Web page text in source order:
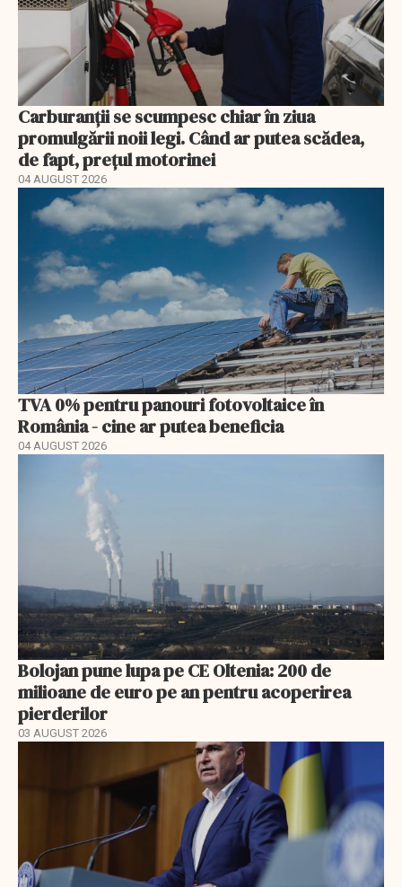
Carburanții se scumpesc chiar în ziua
promulgării noii legi. Când ar putea scădea,
de fapt, prețul motorinei
04 AUGUST 2026
TVA 0% pentru panouri fotovoltaice în
România - cine ar putea beneficia
04 AUGUST 2026
Bolojan pune lupa pe CE Oltenia: 200 de
milioane de euro pe an pentru acoperirea
pierderilor
03 AUGUST 2026